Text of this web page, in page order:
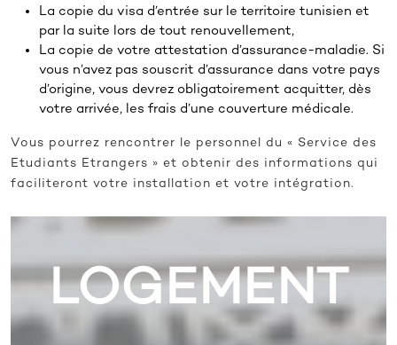
La copie du visa d’entrée sur le territoire tunisien et
par la suite lors de tout renouvellement,
La copie de votre attestation d’assurance-maladie. Si
vous n’avez pas souscrit d’assurance dans votre pays
d’origine, vous devrez obligatoirement acquitter, dès
votre arrivée, les frais d’une couverture médicale.
Vous pourrez rencontrer le personnel du « Service des
Etudiants Etrangers » et obtenir des informations qui
faciliteront votre installation et votre intégration.
LOGEMENT